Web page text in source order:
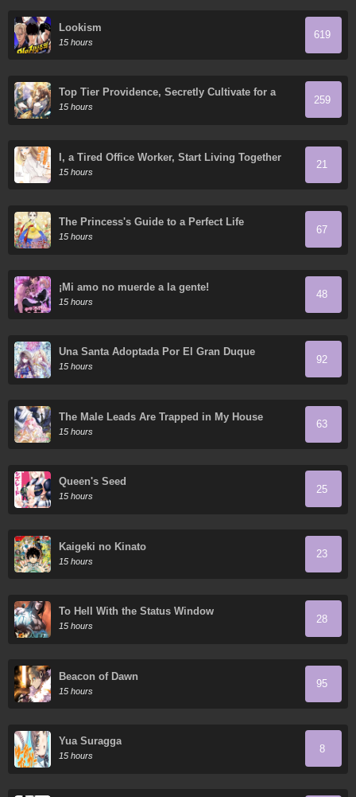
Lookism
15 hours
619
Top Tier Providence, Secretly Cultivate for a
Thousand Years
15 hours
259
I, a Tired Office Worker, Start Living Together
with a Beautiful Highschool Girl whom I Met
Again After 7 Years
15 hours
21
The Princess's Guide to a Perfect Life
15 hours
67
¡Mi amo no muerde a la gente!
15 hours
48
Una Santa Adoptada Por El Gran Duque
15 hours
92
The Male Leads Are Trapped in My House
15 hours
63
Queen's Seed
15 hours
25
Kaigeki no Kinato
15 hours
23
To Hell With the Status Window
15 hours
28
Beacon of Dawn
15 hours
95
Yua Suragga
15 hours
8